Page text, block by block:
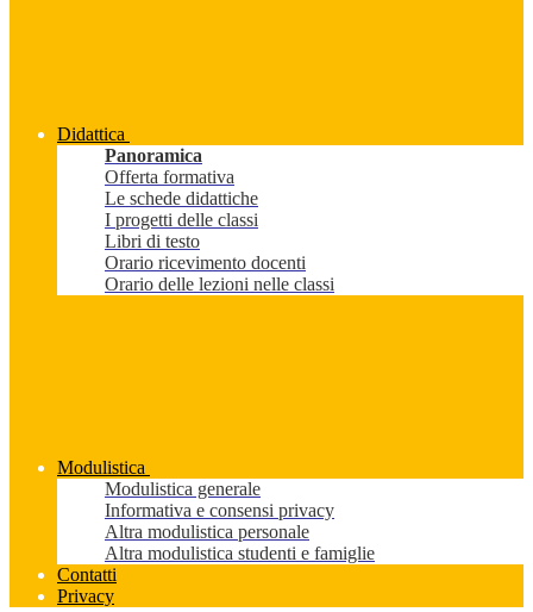
Didattica
Panoramica
Offerta formativa
Le schede didattiche
I progetti delle classi
Libri di testo
Orario ricevimento docenti
Orario delle lezioni nelle classi
Modulistica
Modulistica generale
Informativa e consensi privacy
Altra modulistica personale
Altra modulistica studenti e famiglie
Contatti
Privacy